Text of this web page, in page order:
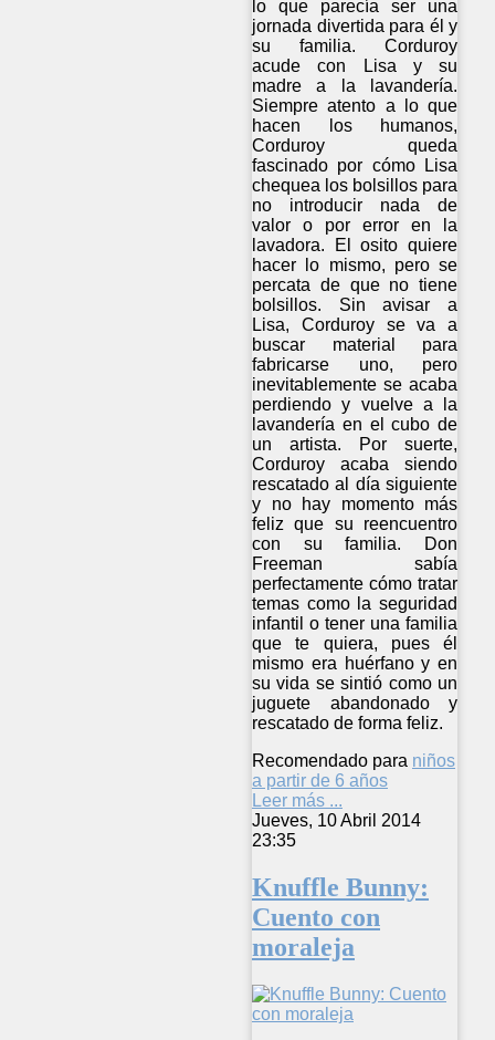
lo que parecía ser una
jornada divertida para él y
su familia. Corduroy
acude con Lisa y su
madre a la lavandería.
Siempre atento a lo que
hacen los humanos,
Corduroy queda
fascinado por cómo Lisa
chequea los bolsillos para
no introducir nada de
valor o por error en la
lavadora. El osito quiere
hacer lo mismo, pero se
percata de que no tiene
bolsillos. Sin avisar a
Lisa, Corduroy se va a
buscar material para
fabricarse uno, pero
inevitablemente se acaba
perdiendo y vuelve a la
lavandería en el cubo de
un artista. Por suerte,
Corduroy acaba siendo
rescatado al día siguiente
y no hay momento más
feliz que su reencuentro
con su familia. Don
Freeman sabía
perfectamente cómo tratar
temas como la seguridad
infantil o tener una familia
que te quiera, pues él
mismo era huérfano y en
su vida se sintió como un
juguete abandonado y
rescatado de forma feliz.
Recomendado para niños
a partir de 6 años
Leer más ...
Jueves, 10 Abril 2014
23:35
Knuffle Bunny:
Cuento con
moraleja